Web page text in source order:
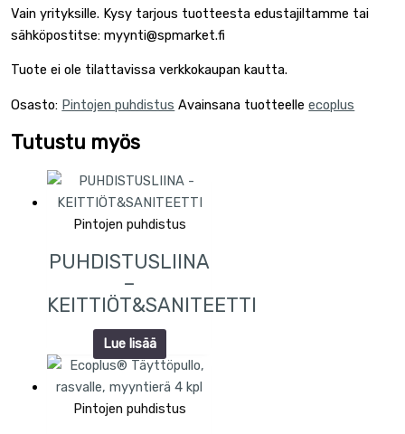
Vain yrityksille. Kysy tarjous tuotteesta edustajiltamme tai
sähköpostitse: myynti@spmarket.fi
Tuote ei ole tilattavissa verkkokaupan kautta.
Osasto: Pintojen puhdistus Avainsana tuotteelleecoplus
Tutustu myös
Pintojen puhdistus
PUHDISTUSLIINA
–
KEITTIÖT&SANITEETTI
Lue lisää
Pintojen puhdistus